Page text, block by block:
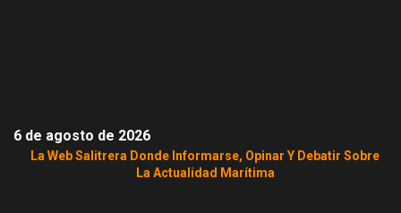
6 de agosto de 2026
La Web Salitrera Donde Informarse, Opinar Y Debatir Sobre
La Actualidad Marítima